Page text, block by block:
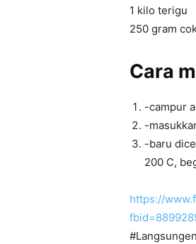
1 kilo terigu
250 gram
Cara
-campur
-
-baru
200 C,
https://